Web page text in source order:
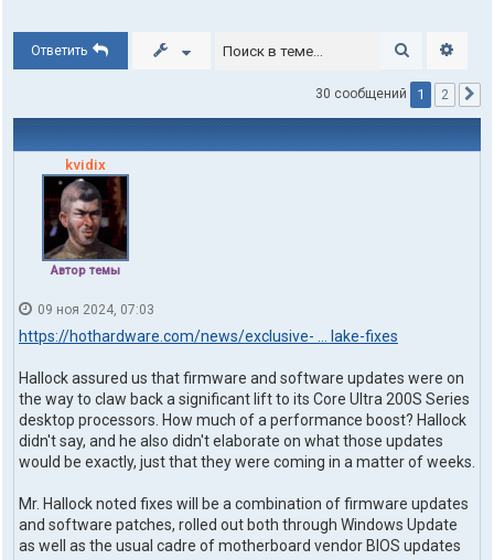
Ответить Поиск
30 сообщений 1 2
kvidix
Автор темы
09 ноя 2024, 07:03
https://hothardware.com/news/exclusive- ... lake-fixes
Hallock assured us that firmware and software updates were on
the way to claw back a significant lift to its Core Ultra 200S Series
desktop processors. How much of a performance boost? Hallock
didn't say, and he also didn't elaborate on what those updates
would be exactly, just that they were coming in a matter of weeks.
Mr. Hallock noted fixes will be a combination of firmware updates
and software patches, rolled out both through Windows Update
as well as the usual cadre of motherboard vendor BIOS updates